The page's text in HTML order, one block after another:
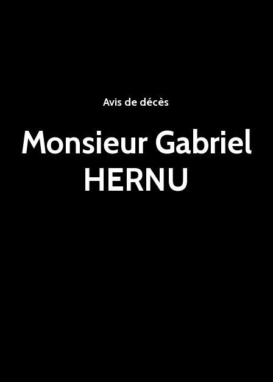
Avis de décès
Monsieur Gabriel
HERNU